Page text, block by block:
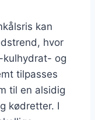
kan
hvor
kulhydrat- og
tilpasses
til en alsidig
kødretter. I